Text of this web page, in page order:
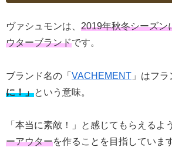
ヴァシュモンは、 2019年秋冬シーズン
ウターブランドです。
ブランド名の「 VACHEMENT 」はフ
に！」という意味。
「本当に素敵！」と感じてもらえるよ
ーアウターを作ることを目指していま